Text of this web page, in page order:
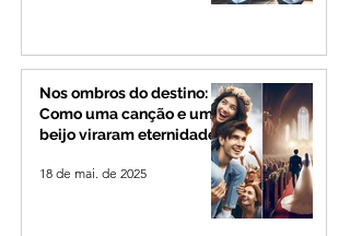
Nos ombros do destino:
Como uma canção e um
beijo viraram eternidade
18 de mai. de 2025